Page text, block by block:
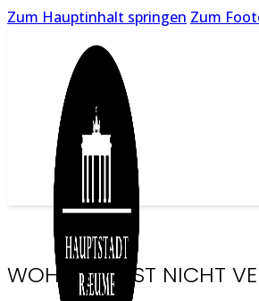
Zum Hauptinhalt springen Zum
WOHNUNG IST NICHT